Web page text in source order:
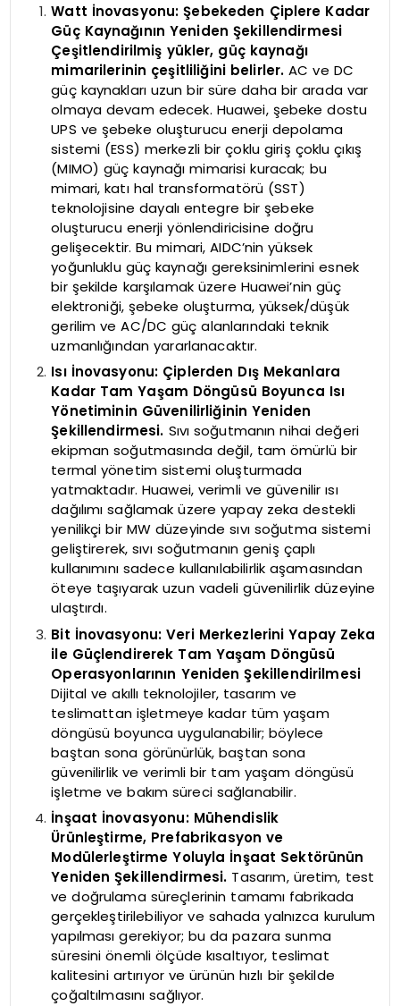
Watt İnovasyonu: Şebekeden Çiplere Kadar
Güç Kaynağının Yeniden Şekillendirmesi
Çeşitlendirilmiş yükler, güç kaynağı
mimarilerinin çeşitliliğini belirler.AC ve DC
güç kaynakları uzun bir süre daha bir arada var
olmaya devam edecek. Huawei, şebeke dostu
UPS ve şebeke oluşturucu enerji depolama
sistemi (ESS) merkezli bir çoklu giriş çoklu çıkış
(MIMO) güç kaynağı mimarisi kuracak; bu
mimari, katı hal transformatörü (SST)
teknolojisine dayalı entegre bir şebeke
oluşturucu enerji yönlendiricisine doğru
gelişecektir. Bu mimari, AIDC’nin yüksek
yoğunluklu güç kaynağı gereksinimlerini esnek
bir şekilde karşılamak üzere Huawei’nin güç
elektroniği, şebeke oluşturma, yüksek/düşük
gerilim ve AC/DC güç alanlarındaki teknik
uzmanlığından yararlanacaktır.
Isı İnovasyonu: Çiplerden Dış Mekanlara
Kadar Tam Yaşam Döngüsü Boyunca Isı
Yönetiminin Güvenilirliğinin Yeniden
Şekillendirmesi. Sıvı soğutmanın nihai değeri
ekipman soğutmasında değil, tam ömürlü bir
termal yönetim sistemi oluşturmada
yatmaktadır. Huawei, verimli ve güvenilir ısı
dağılımı sağlamak üzere yapay zeka destekli
yenilikçi bir MW düzeyinde sıvı soğutma sistemi
geliştirerek, sıvı soğutmanın geniş çaplı
kullanımını sadece kullanılabilirlik aşamasından
öteye taşıyarak uzun vadeli güvenilirlik düzeyine
ulaştırdı.
Bit İnovasyonu: Veri Merkezlerini Yapay Zeka
ile Güçlendirerek Tam Yaşam Döngüsü
Operasyonlarının Yeniden Şekillendirilmesi
Dijital ve akıllı teknolojiler, tasarım ve
teslimattan işletmeye kadar tüm yaşam
döngüsü boyunca uygulanabilir; böylece
baştan sona görünürlük, baştan sona
güvenilirlik ve verimli bir tam yaşam döngüsü
işletme ve bakım süreci sağlanabilir.
İnşaat İnovasyonu: Mühendislik
Ürünleştirme, Prefabrikasyon ve
Modülerleştirme Yoluyla İnşaat Sektörünün
Yeniden Şekillendirmesi. Tasarım, üretim, test
ve doğrulama süreçlerinin tamamı fabrikada
gerçekleştirilebiliyor ve sahada yalnızca kurulum
yapılması gerekiyor; bu da pazara sunma
süresini önemli ölçüde kısaltıyor, teslimat
kalitesini artırıyor ve ürünün hızlı bir şekilde
çoğaltılmasını sağlıyor.